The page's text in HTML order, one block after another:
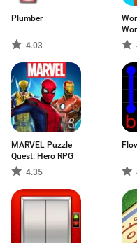
Plumber
4.03
MARVEL Puzzle
Quest: Hero RPG
4.35